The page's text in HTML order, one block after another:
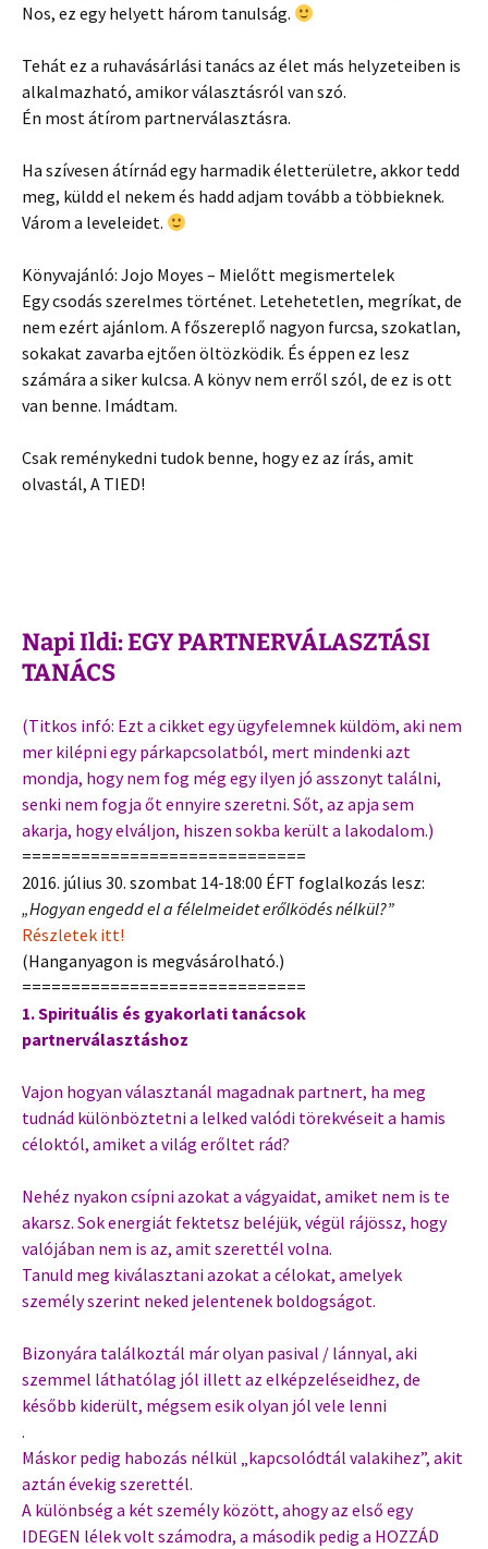
Nos, ez egy helyett három tanulság.
Tehát ez a ruhavásárlási tanács az élet más helyzeteiben is
alkalmazható, amikor választásról van szó.
Én most átírom partnerválasztásra.
Ha szívesen átírnád egy harmadik életterületre, akkor tedd
meg, küldd el nekem és hadd adjam tovább a többieknek.
Várom a leveleidet.
Könyvajánló: Jojo Moyes – Mielőtt megismertelek
Egy csodás szerelmes történet. Letehetetlen, megríkat, de
nem ezért ajánlom. A főszereplő nagyon furcsa, szokatlan,
sokakat zavarba ejtően öltözködik. És éppen ez lesz
számára a siker kulcsa. A könyv nem erről szól, de ez is ott
van benne. Imádtam.
Csak reménykedni tudok benne, hogy ez az írás, amit
olvastál, A TIED!
Napi Ildi: EGY PARTNERVÁLASZTÁSI
TANÁCS
(Titkos infó: Ezt a cikket egy ügyfelemnek küldöm, aki nem
mer kilépni egy párkapcsolatból, mert mindenki azt
mondja, hogy nem fog még egy ilyen jó asszonyt találni,
senki nem fogja őt ennyire szeretni. Sőt, az apja sem
akarja, hogy elváljon, hiszen sokba került a lakodalom.)
=============================
2016. július 30. szombat 14-18:00 ÉFT foglalkozás lesz:
„Hogyan engedd el a félelmeidet erőlködés nélkül?”
Részletek itt!
(Hanganyagon is megvásárolható.)
=============================
1. Spirituális és gyakorlati tanácsok
partnerválasztáshoz
Vajon hogyan választanál magadnak partnert, ha meg
tudnád különböztetni a lelked valódi törekvéseit a hamis
céloktól, amiket a világ erőltet rád?
Nehéz nyakon csípni azokat a vágyaidat, amiket nem is te
akarsz. Sok energiát fektetsz beléjük, végül rájössz, hogy
valójában nem is az, amit szerettél volna.
Tanuld meg kiválasztani azokat a célokat, amelyek
személy szerint neked jelentenek boldogságot.
Bizonyára találkoztál már olyan pasival / lánnyal, aki
szemmel láthatólag jól illett az elképzeléseidhez, de
később kiderült, mégsem esik olyan jól vele lenni
.
Máskor pedig habozás nélkül „kapcsolódtál valakihez”, akit
aztán évekig szerettél.
A különbség a két személy között, ahogy az első egy
IDEGEN lélek volt számodra, a második pedig a HOZZÁD